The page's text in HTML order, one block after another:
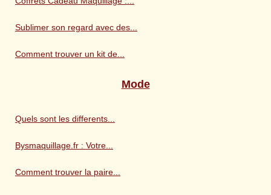
Sublimer son regard avec des...
Comment trouver un kit de...
Mode
Quels sont les differents...
Bysmaquillage.fr : Votre...
Comment trouver la paire...